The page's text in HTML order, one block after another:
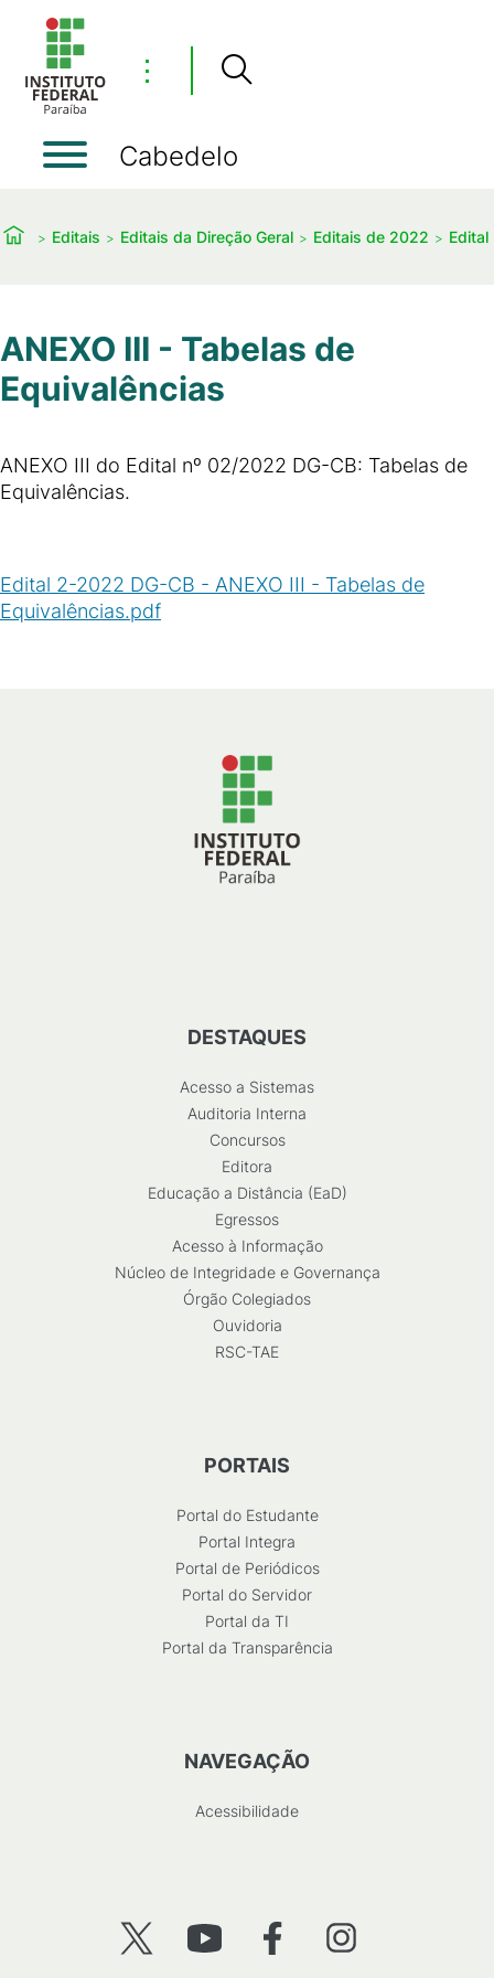
⋮
Cabedelo
Editais Editais da Direção Geral Editais de 2022
ANEXO III - Tabelas de
Equivalências
ANEXO III do Edital nº 02/2022 DG-CB: Tabelas de
Equivalências.
Edital 2-2022 DG-CB - ANEXO III - Tabelas de
Equivalências.pdf
DESTAQUES
Acesso a Sistemas
Auditoria Interna
Concursos
Editora
Educação a Distância (EaD)
Egressos
Acesso à Informação
Núcleo de Integridade e Governança
Órgão Colegiados
Ouvidoria
RSC-TAE
PORTAIS
Portal do Estudante
Portal Integra
Portal de Periódicos
Portal do Servidor
Portal da TI
Portal da Transparência
NAVEGAÇÃO
Acessibilidade